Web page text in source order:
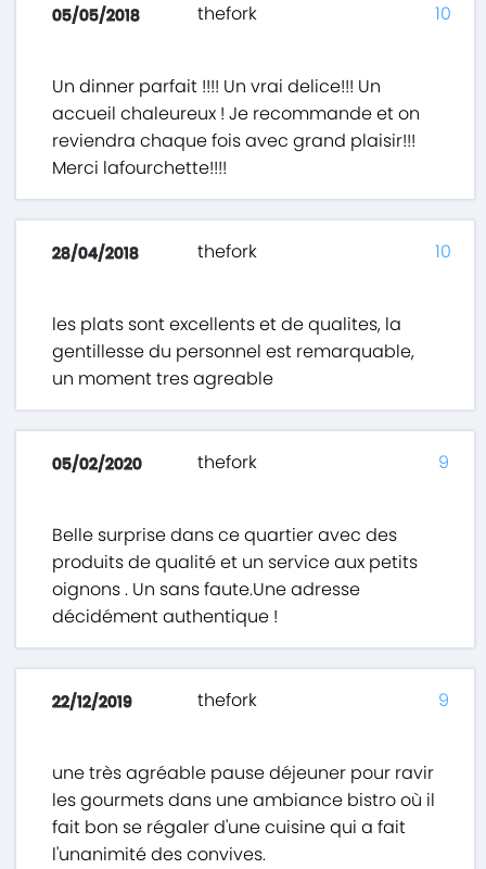
05/05/2018 thefork
Un dinner parfait !!!! Un vrai delice!!! Un
accueil chaleureux ! Je recommande et on
reviendra chaque fois avec grand plaisir!!!
Merci lafourchette!!!!
10
28/04/2018 thefork
les plats sont excellents et de qualites, la
gentillesse du personnel est remarquable,
un moment tres agreable
10
05/02/2020 thefork
Belle surprise dans ce quartier avec des
produits de qualité et un service aux petits
oignons . Un sans faute.Une adresse
décidément authentique !
9
22/12/2019 thefork
une très agréable pause déjeuner pour ravir
les gourmets dans une ambiance bistro où il
fait bon se régaler d'une cuisine qui a fait
l'unanimité des convives.
9